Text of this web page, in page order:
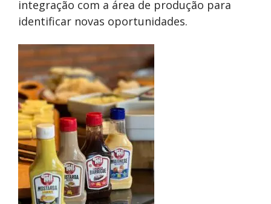
integração com a área de produção para
identificar novas oportunidades.